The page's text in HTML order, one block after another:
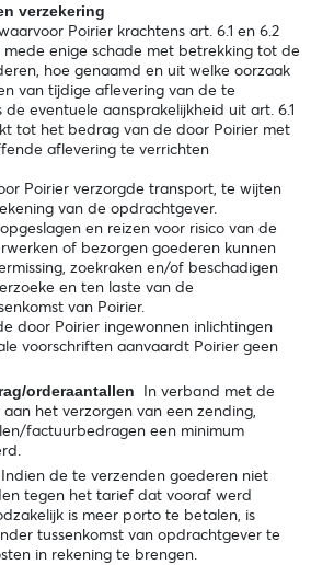
verzekering
Poirier krachtens art. 6.1 en 6.2
mede enige schade met betrekking tot de
hoe genaamd en uit welke oorzaak
van tijdige aflevering van de te
eventuele aansprakelijkheid uit art. 6.1
tot het bedrag van de door Poirier met
aflevering te verrichten
Poirier verzorgde transport, te wijten
van de opdrachtgever.
en reizen voor risico van de
of bezorgen goederen kunnen
zoekraken en/of beschadigen
en ten laste van de
van Poirier.
door Poirier ingewonnen inlichtingen
voorschriften aanvaardt Poirier geen
orderaantallen
In verband met de
het verzorgen van een zending,
factuurbedragen een minimum
Indien de te verzenden goederen niet
tegen het tarief dat vooraf werd
is meer porto te betalen, is
tussenkomst van opdrachtgever te
in rekening te brengen.